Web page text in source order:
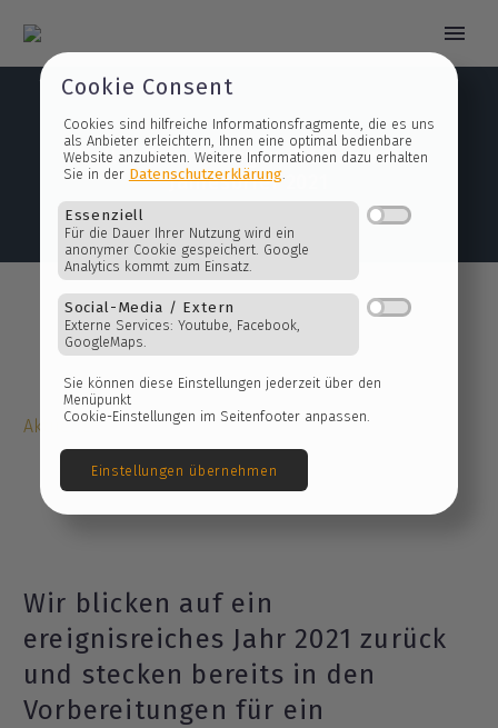
Cookie Consent
Cookies sind hilfreiche Informationsfragmente, die es
als Anbieter erleichtern, Ihnen eine optimal bedienbare
Website anzubieten. Weitere Informationen dazu
Sie in derDatenschutzerklärung.
Essenziell
Für die Dauer Ihrer Nutzung wird ein
anonymer Cookie gespeichert. Google
Analytics kommt zum Einsatz.
Externe Services: Youtube, Facebook,
GoogleMaps.
Sie können diese Einstellungen jederzeit über den
Menüpunkt
Cookie-Einstellungen im Seitenfooter anpassen.
Voller Tatendrang in die Zukunft –
Jahresbrief 2021
Aktuelles
Wir blicken auf ein
ereignisreiches Jahr 2021 zurück
und stecken bereits in den
Vorbereitungen für ein